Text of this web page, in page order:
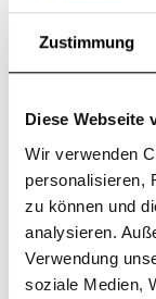
Zustimmung
Diese Webseite
Wir verwenden
personalisieren,
zu können und
analysieren.
Verwendung
soziale Medien,
Jetzt